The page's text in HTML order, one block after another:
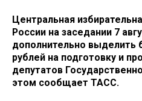
Центральная
России на заседании 7
дополнительно выделить
рублей на подготовку и
депутатов
этом сообщает ТАСС.